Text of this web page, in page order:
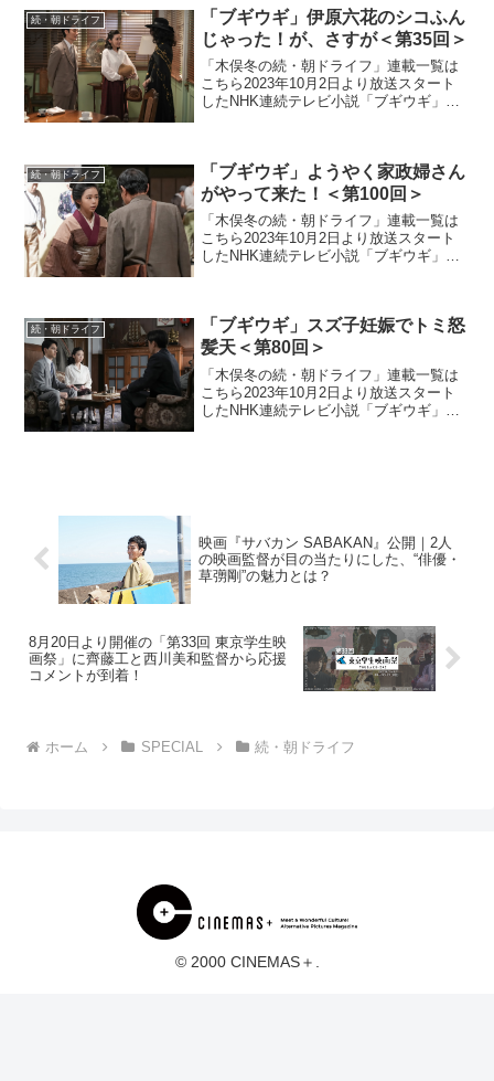
く本作。困難な時代に生まれながらも仲
間たちと切磋琢磨...
続・朝ドライフ
「ブギウギ」伊原六花のシコふん
じゃった！が、さすが＜第35回＞
「木俣冬の続・朝ドライフ」連載一覧は
こちら2023年10月2日より放送スタート
したNHK連続テレビ小説「ブギウギ」。
本作。小さい頃か...
続・朝ドライフ
「ブギウギ」ようやく家政婦さん
がやって来た！＜第100回＞
「木俣冬の続・朝ドライフ」連載一覧は
こちら2023年10月2日より放送スタート
したNHK連続テレビ小説「ブギウギ」。
本作。歌って踊る...
続・朝ドライフ
「ブギウギ」スズ子妊娠でトミ怒
髪天＜第80回＞
「木俣冬の続・朝ドライフ」連載一覧は
こちら2023年10月2日より放送スタート
したNHK連続テレビ小説「ブギウギ」。
映画『サバカン SABAKAN』公開｜2人
の映画監督が目の当たりにした、“俳優・
草彅剛”の魅力とは？
8月20日より開催の「第33回 東京学生映
画祭」に齊藤工と西川美和監督から応援
コメントが到着！
ホーム SPECIAL 続・朝ドライフ
© 2000 CINEMAS＋.